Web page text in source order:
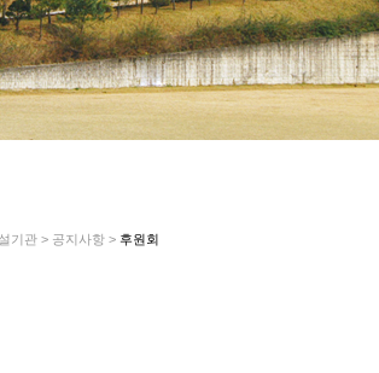
기관 > 공지사항 > 후원회